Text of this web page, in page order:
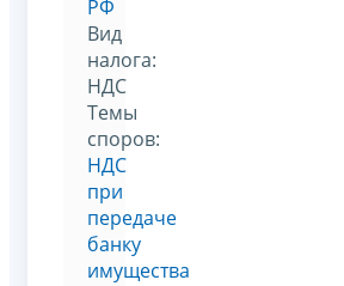
РФ
Вид
налога:
НДС
Темы
споров:
НДС
при
передаче
банку
имущества